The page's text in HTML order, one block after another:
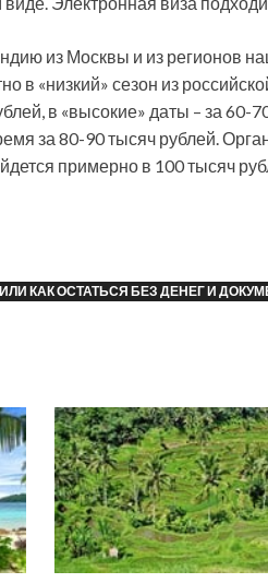
из Москвы и из регионов
в «низкий» сезон из
в «высокие» даты – за 60-
за 80-90 тысяч рублей.
примерно в 100 тысяч
КАК ОСТАТЬСЯ БЕЗ ДЕНЕГ И